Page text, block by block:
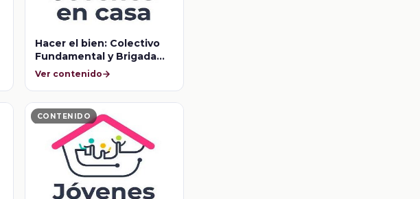
Hacer el bien: Colectivo
Fundamental y Brigada
Callejera
Ver contenido
CONTENIDO